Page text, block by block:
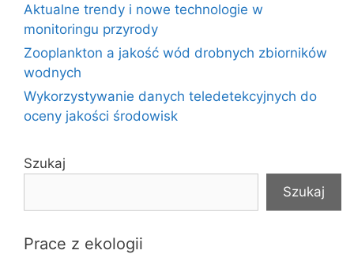
Aktualne trendy i nowe technologie w
monitoringu przyrody
Zooplankton a jakość wód drobnych zbiorników
wodnych
Wykorzystywanie danych teledetekcyjnych do
oceny jakości środowisk
Szukaj
Szukaj
Prace z ekologii